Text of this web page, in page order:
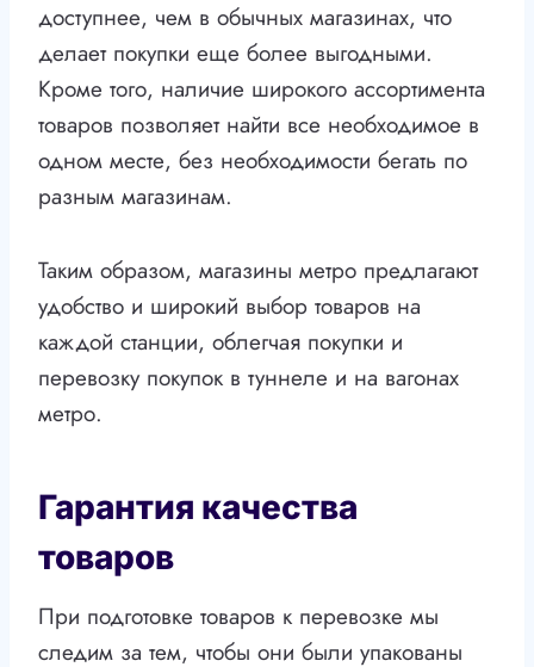
доступнее, чем в обычных магазинах, что
делает покупки еще более выгодными.
Кроме того, наличие широкого ассортимента
товаров позволяет найти все необходимое в
одном месте, без необходимости бегать по
разным магазинам.
Таким образом, магазины метро предлагают
удобство и широкий выбор товаров на
каждой станции, облегчая покупки и
перевозку покупок в туннеле и на вагонах
метро.
Гарантия качества
товаров
При подготовке товаров к перевозке мы
следим за тем, чтобы они были упакованы